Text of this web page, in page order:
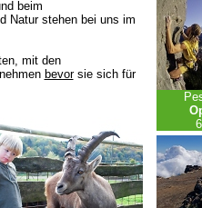
beim
Natur stehen bei uns im
mit den
bevorsie sich für